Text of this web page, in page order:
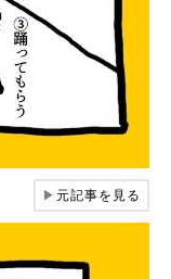
▶元記事を見る